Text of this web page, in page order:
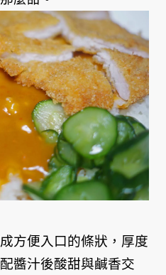
方便入口的條狀，厚度
醬汁後酸甜與鹹香交